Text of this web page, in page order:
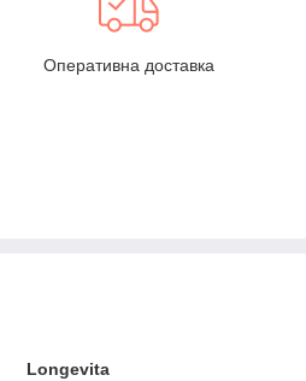
Оперативна доставка
Longevita